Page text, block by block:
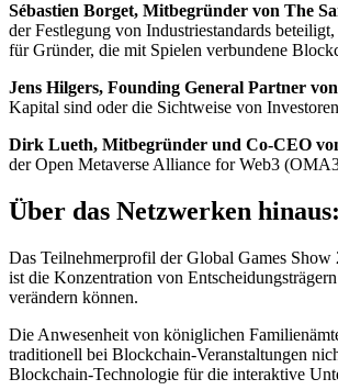
Sébastien Borget, Mitbegründer von The
der Festlegung von Industriestandards
für Gründer, die mit Spielen verbundene
Jens Hilgers, Founding General Partner
Kapital sind oder die Sichtweise von
Dirk Lueth, Mitbegründer und Co-CEO
der Open Metaverse Alliance for Web3
Über das Netzwerken
Das Teilnehmerprofil der Global Games
ist die Konzentration von
verändern können.
Die Anwesenheit von königlichen
traditionell bei Blockchain-Veranstaltungen
Blockchain-Technologie für die interaktive